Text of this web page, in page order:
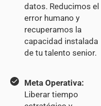
datos. Reducimos el
error humano y
recuperamos la
capacidad instalada
de tu talento senior.
Meta Operativa:
Liberar tiempo